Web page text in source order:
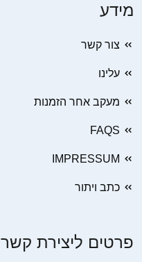
מידע
צור קשר
עלינו
מעקב אחר הזמנות
FAQS
IMPRESSUM
כתב ויתור
פרטים ליצירת קשר